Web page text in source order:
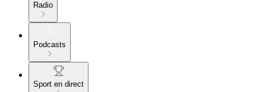
Radio
Podcasts
Sport en direct